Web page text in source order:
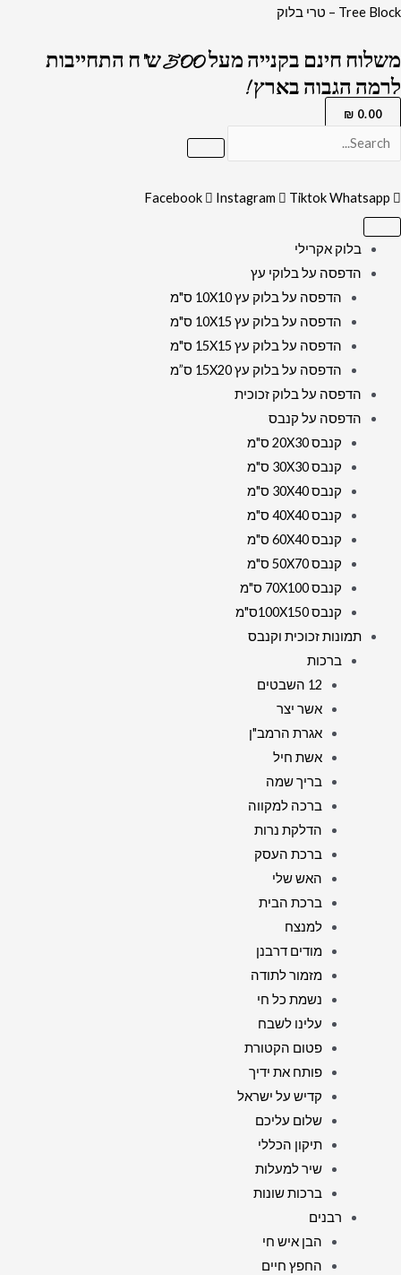
דילוג
Tree Block – טרי בלוק
משלוח חינם בקנייה מעל 500 ש"ח התחייבות
לרמה הגבוה בארץ !
0.00
₪
Facebook Instagram TiktokWhatsapp
בלוק אקרילי
הדפסה על בלוקי עץ
הדפסה על בלוק עץ 10X10 ס"מ
הדפסה על בלוק עץ 10X15 ס"מ
הדפסה על בלוק עץ 15X15 ס"מ
הדפסה על בלוק עץ 15X20 ס”מ
הדפסה על בלוק זכוכית
הדפסה על קנבס
קנבס 20X30 ס"מ
קנבס 30X30 ס"מ
קנבס 30X40 ס"מ
קנבס 40X40 ס"מ
קנבס 60X40 ס"מ
קנבס 50X70 ס"מ
קנבס 70X100 ס"מ
קנבס 100X150ס"מ
תמונות זכוכית וקנבס
ברכות
12 השבטים
אשר יצר
אגרת הרמב"ן
אשת חיל
בריך שמה
ברכה למקווה
הדלקת נרות
ברכת העסק
האש שלי
ברכת הבית
למנצח
מודים דרבנן
מזמור לתודה
נשמת כל חי
עלינו לשבח
פטום הקטורת
פותח את ידיך
קדיש על ישראל
שלום עליכם
תיקון הכללי
שיר למעלות
ברכות שונות
רבנים
הבן איש חי
החפץ חיים
כמות
3004
-
תמונה
המערבי
לבן
עם
נגיעות
בזהב